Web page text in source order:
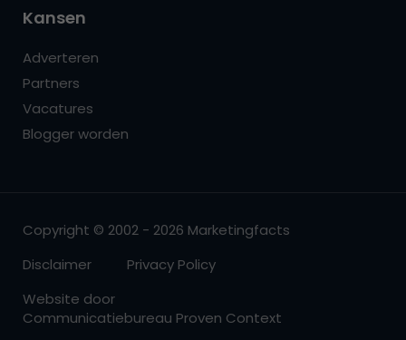
Kansen
Adverteren
Partners
Vacatures
Blogger worden
Copyright © 2002 - 2026 Marketingfacts
Disclaimer
Privacy Policy
Website door
Communicatiebureau Proven Context